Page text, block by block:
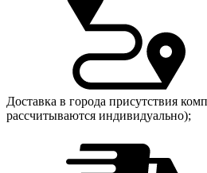
Доставка в города присутствия
рассчитываются индивидуально);